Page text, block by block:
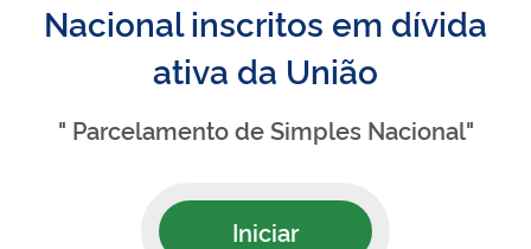
Nacional inscritos em dívida
ativa da União
" Parcelamento de Simples Nacional"
Iniciar